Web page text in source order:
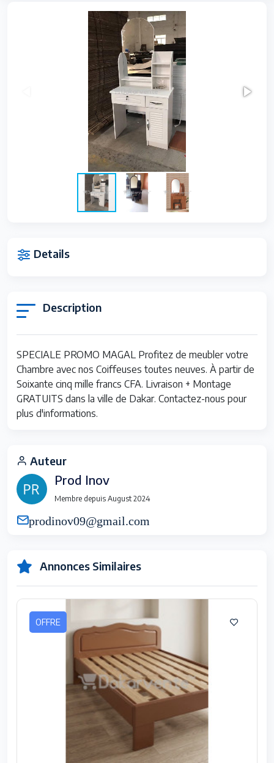
Details
Description
SPECIALE PROMO MAGAL Profitez de meubler votre
Chambre avec nos Coiffeuses toutes neuves. À partir de
Soixante cinq mille francs CFA. Livraison + Montage
GRATUITS dans la ville de Dakar. Contactez-nous pour
plus d'informations.
Auteur
Prod Inov
Membre depuis August 2024
prodinov09@gmail.com
Annonces Similaires
OFFRE